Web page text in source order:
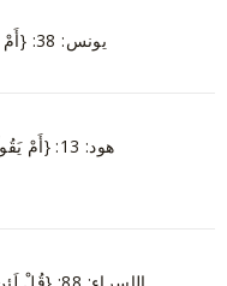
يونس: 38: {أَمْ يَقُولُونَ افْتَرَاهُ قُلْ فَأْتُوا بِسُورَةٍ مِثْلِهِ}
هود: 13:
الإسراء: